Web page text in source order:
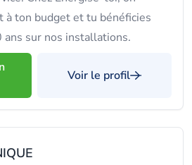
à ton budget et tu bénéficies
sur nos installations.
Voir le profil